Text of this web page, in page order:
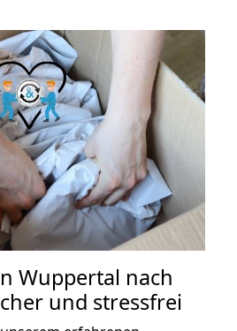
Wuppertal nach
und stressfrei